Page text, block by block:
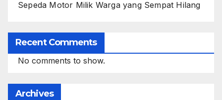
Sepeda Motor Milik Warga yang Sempat Hilang
Recent Comments
No comments to show.
Archives